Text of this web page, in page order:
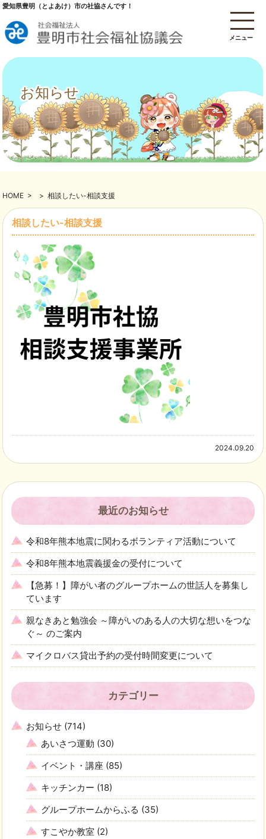
メニュー
愛知県豊明（とよあけ）市の社協さんです！
お知らせ
HOME > > 相談したい-相談支援
相談したい-相談支援
2024.09.20
最近のお知らせ
令和8年熊本地震に関わるボランティア活動について
令和8年熊本地震義援金の受付について
【急募！】障がい者のグループホームの世話人を募集し
ています
親なきあと勉強会 ～障がいのある人の大切な想いをつな
ぐ～ のご案内
マイクロバス貸出予約の受付時間変更について
カテゴリー
お知らせ (714)
あいさつ運動 (30)
イベント・講座 (85)
キッチンカー (18)
グループホームからふる (35)
すこやか教室 (2)